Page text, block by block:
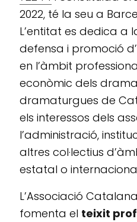
2022, té la seu a
L’entitat es dedica a
defensa i promoció
en l’àmbit
econòmic dels
dramaturgues de
els interessos dels
l’administració,
altres col·lectius
estatal o
L’Associació
fomenta el teixit